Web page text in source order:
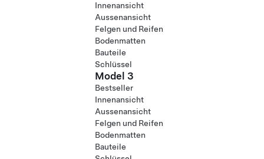
Innenansicht
Aussenansicht
Felgen und Reifen
Bodenmatten
Bauteile
Schlüssel
Model 3
Bestseller
Innenansicht
Aussenansicht
Felgen und Reifen
Bodenmatten
Bauteile